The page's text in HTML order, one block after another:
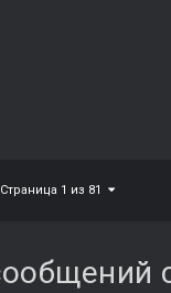
Страница 1 из 81